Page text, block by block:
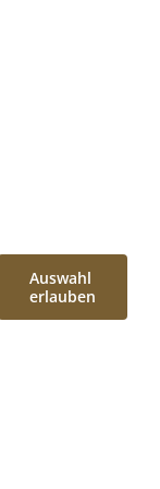
St. Ignatz,
Auswahl
erlauben